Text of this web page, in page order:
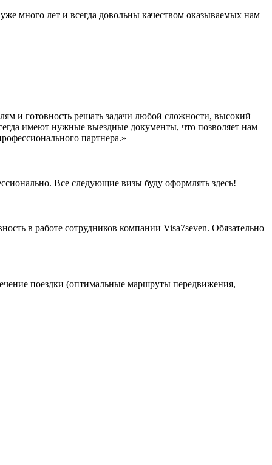
много лет и всегда довольны качеством оказываемых нам
и готовность решать задачи любой сложности, высокий
имеют нужные выездные документы, что позволяет нам
партнера.»
Все следующие визы буду оформлять здесь!
в работе сотрудников компании Visa7seven. Обязательно
поездки (оптимальные маршруты передвижения,